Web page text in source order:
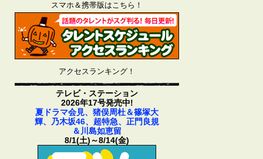
スマホ＆携帯版はこちら！
アクセスランキング！
テレビ・ステーション
2026年17号発売中!
夏ドラマ会見、猪俣周杜＆篠塚大
輝、乃木坂46、超特急、正門良規
＆川島如恵留
8/1(土)～8/14(金)